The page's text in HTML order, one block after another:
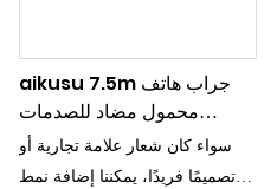
aikusu 7.5m جراب هاتف
محمول مضاد للصدمات
ومقاوم للسقوط من ألياف
الكربون جراب هاتف محمول
سواء كان شعار علامة تجارية أو
تصميمًا فريدًا، يمكننا إضافة نمط